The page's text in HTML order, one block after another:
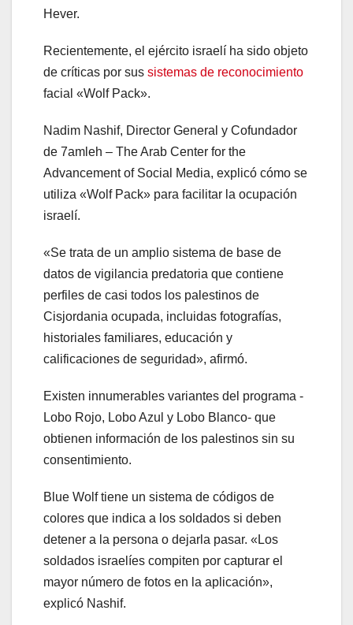
Hever.
Recientemente, el ejército israelí ha sido objeto
de críticas por sus sistemas de reconocimiento
facial «Wolf Pack».
Nadim Nashif, Director General y Cofundador
de 7amleh – The Arab Center for the
Advancement of Social Media, explicó cómo se
utiliza «Wolf Pack» para facilitar la ocupación
israelí.
«Se trata de un amplio sistema de base de
datos de vigilancia predatoria que contiene
perfiles de casi todos los palestinos de
Cisjordania ocupada, incluidas fotografías,
historiales familiares, educación y
calificaciones de seguridad», afirmó.
Existen innumerables variantes del programa -
Lobo Rojo, Lobo Azul y Lobo Blanco- que
obtienen información de los palestinos sin su
consentimiento.
Blue Wolf tiene un sistema de códigos de
colores que indica a los soldados si deben
detener a la persona o dejarla pasar. «Los
soldados israelíes compiten por capturar el
mayor número de fotos en la aplicación»,
explicó Nashif.